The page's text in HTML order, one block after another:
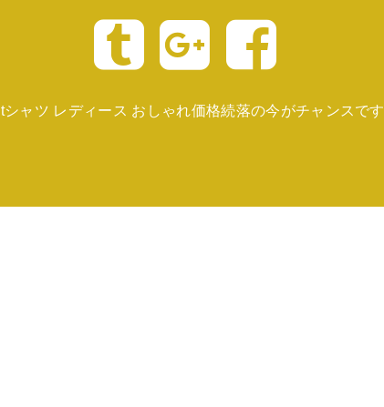
tシャツ レディース おしゃれ価格続落の今がチャンスです